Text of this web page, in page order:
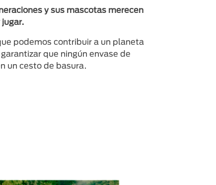
y sus mascotas merecen
podemos contribuir a un planeta
que ningún envase de
un cesto de basura.